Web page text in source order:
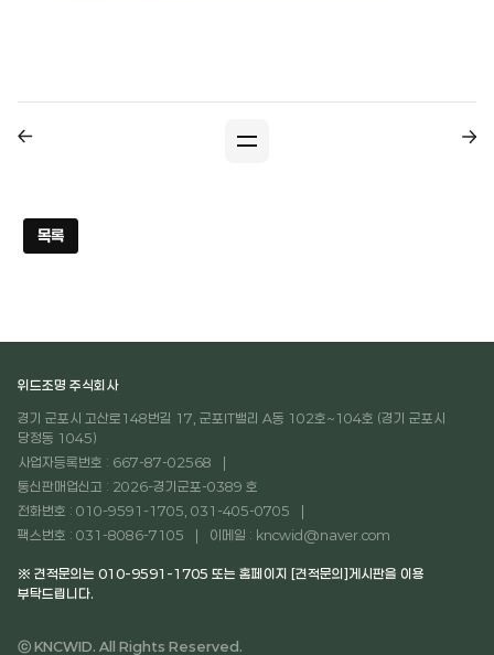
목록
위드조명 주식회사
경기 군포시 고산로148번길 17, 군포IT밸리 A동 102호~104호 (경기 군포시
당정동 1045)
사업자등록번호 : 667-87-02568
통신판매업신고 : 2026-경기군포-0389 호
전화번호 : 010-9591-1705, 031-405-0705
팩스번호 : 031-8086-7105
이메일 : kncwid@naver.com
※ 견적문의는 010-9591-1705 또는 홈페이지 [견적문의]게시판을 이용
부탁드립니다.
ⓒ KNCWID. All Rights Reserved.